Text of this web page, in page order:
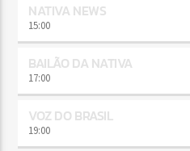
NATIVA NEWS
15:00
BAILÃO DA NATIVA
17:00
VOZ DO BRASIL
19:00